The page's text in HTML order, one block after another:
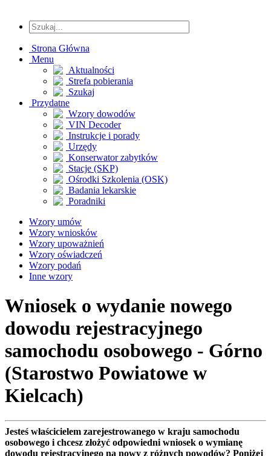
Strona Główna
Menu
Aktualności
Strefa pobierania
Szukaj
Przydatne
Wzory dowodów
VIN Decoder
Instrukcje i porady
Urzędy
Konserwator zabytków
Stacje (SKP)
Ośrodki Szkolenia (OSK)
Badania lekarskie
Poradniki
Wzory umów
Wzory wniosków
Wzory upoważnień
Wzory oświadczeń
Wzory podań
Inne wzory
Wniosek o wydanie nowego
dowodu rejestracyjnego
samochodu osobowego - Górno
(Starostwo Powiatowe w
Kielcach)
Jesteś właścicielem zarejestrowanego w kraju samochodu
osobowego i chcesz złożyć odpowiedni wniosek o wymianę
dowodu rejestracyjnego na nowy z różnych powodów? Poniżej